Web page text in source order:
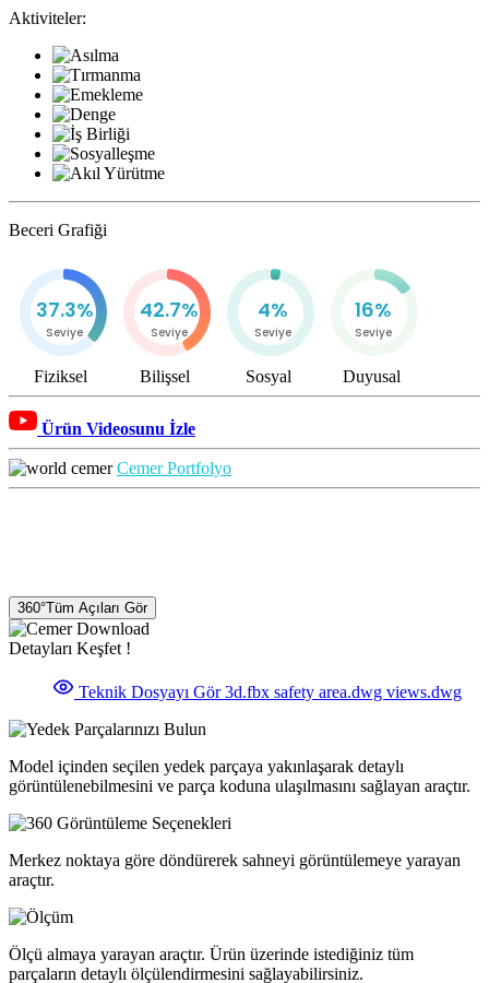
Aktiviteler:
Beceri Grafiği
37.3%
Seviye
Fiziksel
42.7%
Seviye
Bilişsel
4%
Seviye
Sosyal
16%
Seviye
Duyusal
Ürün Videosunu İzle
Cemer Portfolyo
360°Tüm Açıları Gör
Detayları Keşfet !
Teknik Dosyayı Gör3d.fbx safety area.dwg views.dwg
Model içinden seçilen yedek parçaya yakınlaşarak detaylı
görüntülenebilmesini ve parça koduna ulaşılmasını sağlayan araçtır.
Merkez noktaya göre döndürerek sahneyi görüntülemeye yarayan
araçtır.
Ölçü almaya yarayan araçtır. Ürün üzerinde istediğiniz tüm
parçaların detaylı ölçülendirmesini sağlayabilirsiniz.